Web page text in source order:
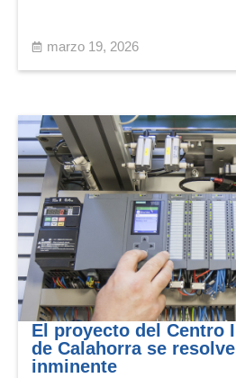
marzo 19, 2026
El proyecto del Centro
de Calahorra se
inminente